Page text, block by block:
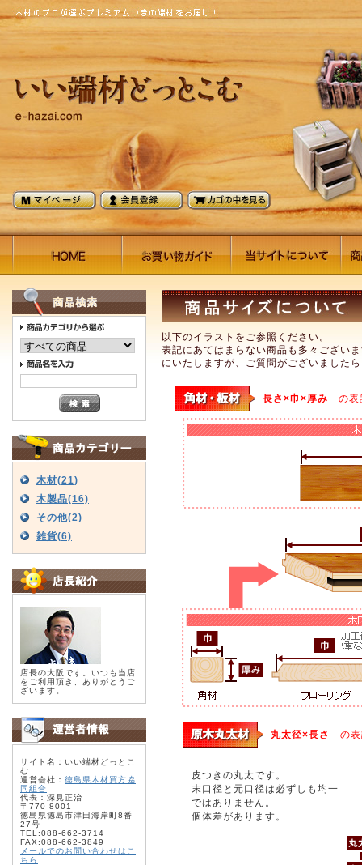
木材(21)
木製品(16)
その他(2)
雑貨(6)
店長の大阪です。いつも当店
をご利用頂き、ありがとうご
ざいます。
サイト名：いい端材どっとこ
む
運営会社： 徳島県木材買方協
同組合
代表：深見正治
〒770-8001
徳島県徳島市津田海岸町8番
27号
TEL:088-662-3714
FAX:088-662-3849
メールでのお問い合わせはこ
ちら
以下のイラストをご参照ください。
表記にあてはまらない商品も多々ござい
にいたしますが、ご質問がございました
長さ×巾×厚み の表
丸太径×長さ の表
皮つきの丸太です。
末口径と元口径は必ずしも均一
ではありません。
個体差があります。